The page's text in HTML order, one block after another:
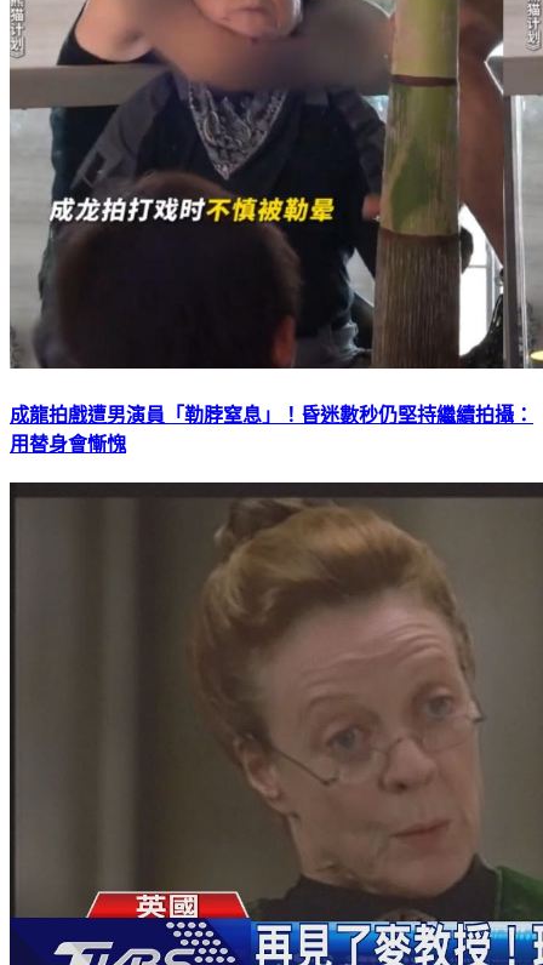
成龍拍戲遭男演員「勒脖窒息」！昏迷數秒仍堅持繼續拍攝：
用替身會慚愧